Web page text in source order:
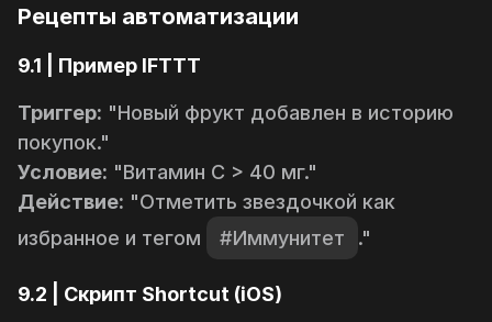
Рецепты автоматизации
9.1 | Пример IFTTT
Триггер: "Новый фрукт добавлен в историю
покупок."
Условие: "Витамин C > 40 мг."
Действие: "Отметить звездочкой как
избранное и тегом
#Иммунитет ."
9.2 | Скрипт Shortcut (iOS)